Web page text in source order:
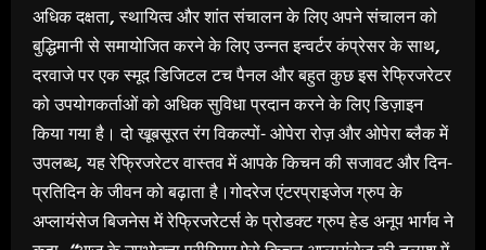
अधिक दक्षता,स्थायित्व और शांत संचालन के लिए अपने संचालन को
बुद्धिमानी से समायोजित करने के लिए उन्नत इन्वर्टर कंप्रेसर के साथ,
दरवाजे पर एक स्मूद डिजिटल टच पैनल और बहुत कुछ इस रेफ्रिजरेटर
को उपयोगकर्ताओं को अधिक सुविधा प्रदान करने के लिए डिज़ाइन
किया गया है। दो खूबसूरत रंग विकल्पों- ओपेरा रोज़ और ओपेरा ब्लैक में
उपलब्ध,यह रेफ्रिजरेटर वास्तव में आपके किचन की सजावट और दिन-
प्रतिदिन के जीवन को बढ़ाता है।गोदरेज एंटरप्राइजेज ग्रुप के
अप्लायंसेज बिजनेस में रेफ्रिजरेटर्स के प्रोडक्ट ग्रुप हेड अनूप भार्गव ने